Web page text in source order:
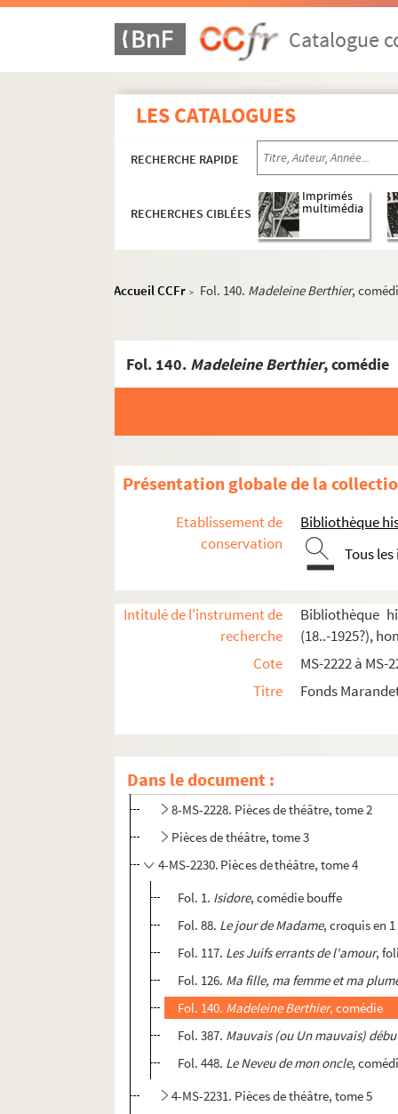
Catalogue
LES CATALOGUES
RECHERCHE RAPIDE
RECHERCHES CIBLÉES
Imprimés
multimédia
Accueil CCFr > Fol. 140. Madeleine Berthier,
Fol. 140. Madeleine Berthier, comédie
Présentation globale de la
Etablissement de
conservation
Bibliothèque
Tous
Intitulé de l'instrument de
recherche
Bibliothèque
(18..-1925?),
Cote
MS-2222 à MS-
Titre
Fonds
Dans le document :
4-MS-2222. Papiers personnels
4-MS-2223. Le professeur
8-MS-2224. Henri de Bornier
4-MS-2225. L'auteur, tome 1
4-MS-2227. Pièces de théâtre, tome 1 :
8-MS-2228. Pièces de théâtre, tome 2
Pièces de théâtre, tome 3
4-MS-2230. Pièces de théâtre, tome 4
Fol. 1. Isidore, comédie bouffe
Fol. 88. Le jour de Madame, croquis en
Fol. 117. Les Juifs errants de l'amour,
Fol. 126. Ma fille, ma femme et ma
Fol. 140. Madeleine Berthier, comédie
Fol. 387. Mauvais (ou Un mauvais)
Fol. 448. Le Neveu de mon oncle,
4-MS-2231. Pièces de théâtre, tome 5